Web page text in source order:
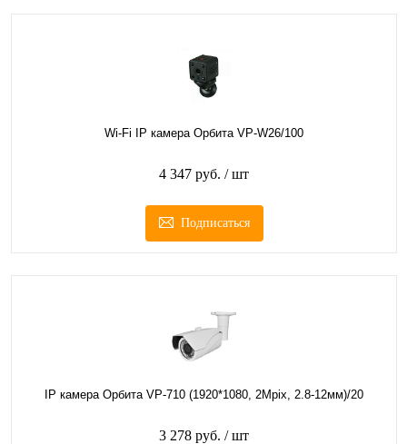
Wi-Fi IP камера Орбита VP-W26/100
4 347 руб. / шт
Подписаться
IP камера Орбита VP-710 (1920*1080, 2Mpix, 2.8-12мм)/20
3 278 руб. / шт